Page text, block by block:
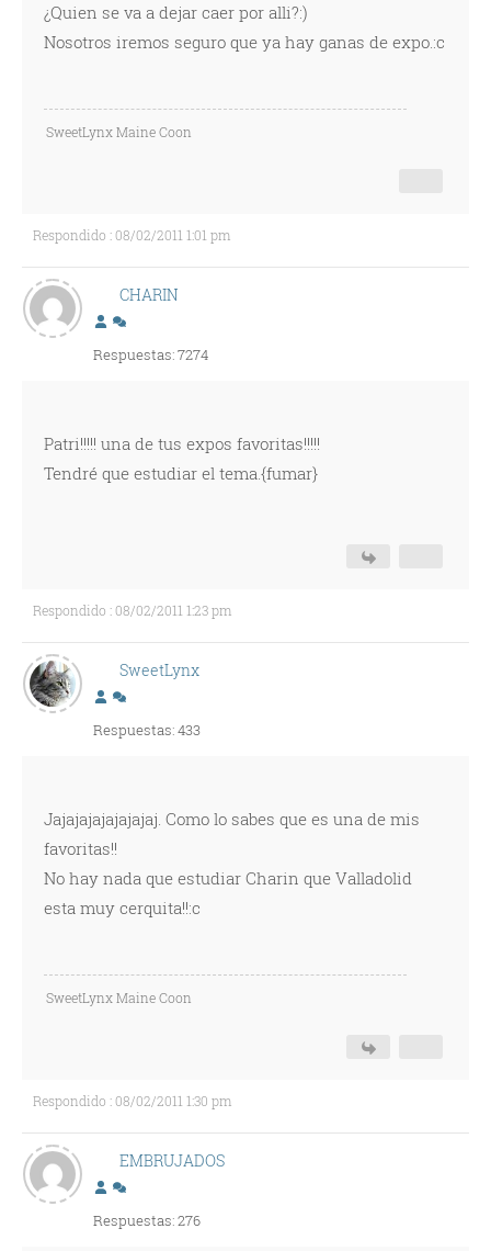
¿Quien se va a dejar caer por alli?:)
Nosotros iremos seguro que ya hay ganas de expo.:c
SweetLynx Maine Coon
Respondido : 08/02/2011 1:01 pm
CHARIN
Respuestas: 7274
Patri!!!!! una de tus expos favoritas!!!!!
Tendré que estudiar el tema.{fumar}
Respondido : 08/02/2011 1:23 pm
SweetLynx
Respuestas: 433
Jajajajajajajajaj. Como lo sabes que es una de mis
favoritas!!
No hay nada que estudiar Charin que Valladolid
esta muy cerquita!!:c
SweetLynx Maine Coon
Respondido : 08/02/2011 1:30 pm
EMBRUJADOS
Respuestas: 276